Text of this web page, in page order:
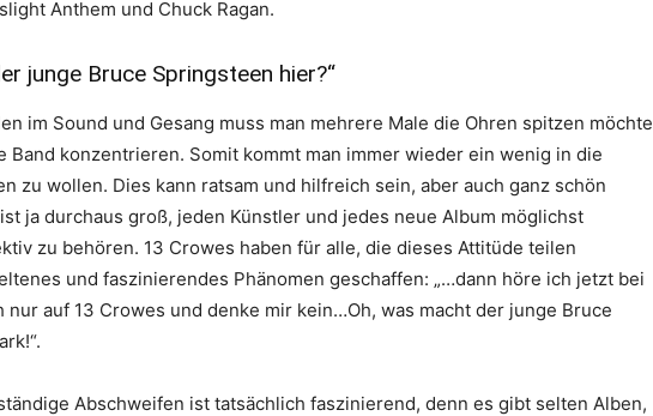
Anthem und Chuck Ragan.
junge Bruce Springsteen hier?“
im Sound und Gesang muss man mehrere Male die Ohren spitzen möchte
Band konzentrieren. Somit kommt man immer wieder ein wenig in die
zu wollen. Dies kann ratsam und hilfreich sein, aber auch ganz schön
ja durchaus groß, jeden Künstler und jedes neue Album möglichst
zu behören. 13 Crowes haben für alle, die dieses Attitüde teilen
und faszinierendes Phänomen geschaffen: „…dann höre ich jetzt bei
nur auf 13 Crowes und denke mir kein…Oh, was macht der junge Bruce
Abschweifen ist tatsächlich faszinierend, denn es gibt selten Alben,